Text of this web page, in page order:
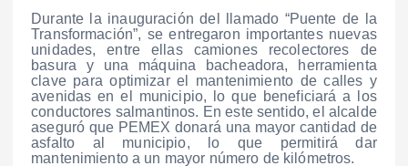
Durante la inauguración del llamado “Puente de la
Transformación”, se entregaron importantes nuevas
unidades, entre ellas camiones recolectores de
basura y una máquina bacheadora, herramienta
clave para optimizar el mantenimiento de calles y
avenidas en el municipio, lo que beneficiará a los
conductores salmantinos. En este sentido, el alcalde
aseguró que PEMEX donará una mayor cantidad de
asfalto al municipio, lo que permitirá dar
mantenimiento a un mayor número de kilómetros.